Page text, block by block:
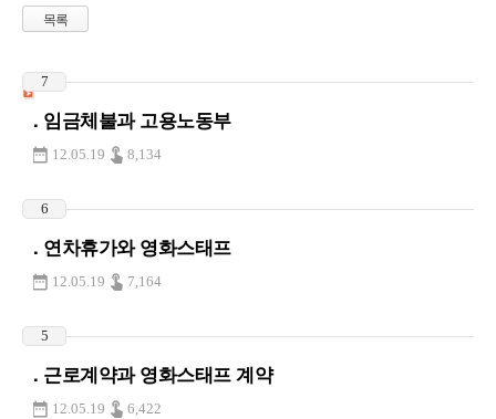
목록
7
. 임금체불과 고용노동부
12.05.19 8,134
6
. 연차휴가와 영화스태프
12.05.19 7,164
5
. 근로계약과 영화스태프 계약
12.05.19 6,422